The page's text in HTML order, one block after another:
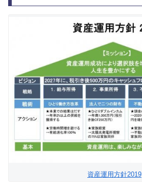
資産運用方針2019